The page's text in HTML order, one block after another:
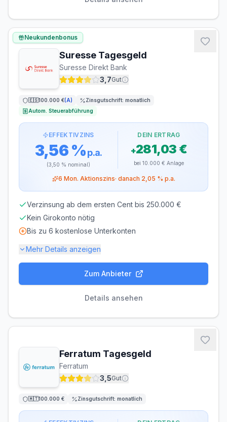
flexibel, täglich
kündbar
VERLÄNGERUNG
MINDESTEINLAGE
1 €
MAXIMALEINLAGE
ZINSGUTSCHRIFT
Suresse Tagesgeld
Suresse Direkt Bank
3,7Gut
🇪🇸100.000 €(A) Zinsgutschrift: monatlich
Autom. Steuerabführung
EFFEKTIVZINS
3,56 %p.a.
(3,50 % nominal)
DEIN ERTRAG
+281,03 €
bei 10.000 € Anlage
6 Mon. Aktionszins· danach 2,05 % p.a.
Neukundenbonus
Verzinsung ab dem ersten Cent bis 250.000 €
Kein Girokonto nötig
Bis zu 6 kostenlose Unterkonten
Mehr Details anzeigen
Einlagensicherung bis100.000 €
VERLÄNGERUNG
MINDESTEINLAGE
1 €
MAXIMALEINLAGE
ZINSGUTSCHRIFT
Zum Anbieter
Details ansehen
Ferratum Tagesgeld
Ferratum
3,5Gut
🇲🇹100.000 € Zinsgutschrift: monatlich